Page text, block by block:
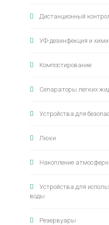
Дистанционный
УФ-дезинфекция и
Kомпостирование
Сепараторы легких
Устройства для
Люки
Накопление
Устройства для
воды
Резервуары